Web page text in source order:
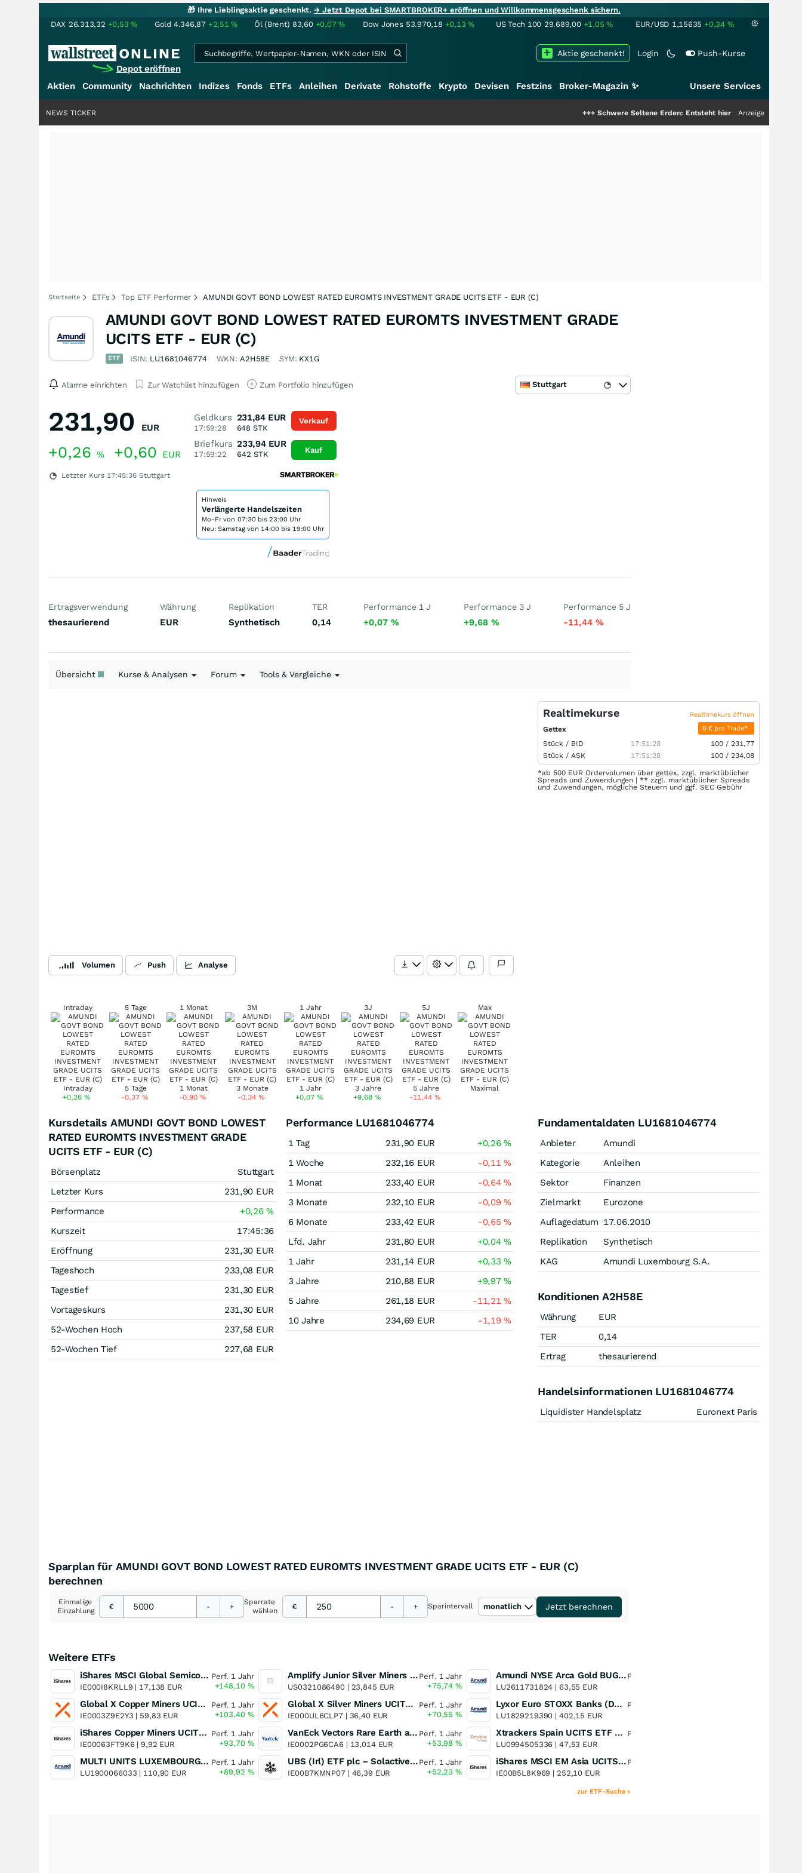
🎁 Ihre Lieblingsaktie geschenkt.→ Jetzt Depot bei SMARTBROKER+ eröffnen und Willkommensgeschenk sichern.
DAX 26.313,32 +0,53% Gold 4.346,87 +2,51% Öl (Brent) 83,60 +0,07% Dow Jones 53.970,18 +0,13% US Tech 100 29.689,00 +1,05% EUR/USD 1,15635 +0,34 %
Depot eröffnen
Login Push-Kurse
Aktie geschenkt!
Aktien Community Nachrichten Indizes Fonds ETFs Anleihen Derivate Rohstoffe Krypto Devisen Festzins Broker-Magazin ✨ Unsere Services
Schwere Seltene Erden: Entsteht hier die nächste Milliardenstory?
Anzeige
NEWS TICKER
Startseite ETFs Top ETF Performer AMUNDI GOVT BOND LOWEST RATED EUROMTS INVESTMENT GRADE UCITS ETF - EUR (C)
AMUNDI GOVT BOND LOWEST RATED EUROMTS INVESTMENT GRADE
UCITS ETF - EUR (C)
ETF ISIN: LU1681046774 WKN: A2H58E SYM: KX1G
Alarme einrichten Zur Watchlist hinzufügen Zum Portfolio hinzufügen Stuttgart
231,90 EUR
+0,26 % +0,60 EUR
Letzter Kurs 17:45:36 Stuttgart
Geldkurs
17:59:28
231,84 EUR
648 STK
Briefkurs
17:59:22
233,94 EUR
642 STK
Verkauf
Kauf
Hinweis
Verlängerte Handelszeiten
Mo-Fr von 07:30 bis 23:00 Uhr
Neu: Samstag von 14:00 bis 19:00 Uhr
Ertragsverwendung
thesaurierend
Währung
EUR
Replikation
Synthetisch
TER
0,14
Performance 1 J
+0,07%
Performance 3 J
+9,68 %
Performance 5 J
-11,44 %
Übersicht Kurse & Analysen Forum Tools & Vergleiche
Volumen Push Analyse
Intraday
+0,26%
5 Tage
-0,37 %
1 Monat
-0,90 %
3M
-0,34%
1 Jahr
+0,07%
3J
+9,68%
5J
-11,44%
Max
Realtimekurse Realtimekurs öffnen
Gettex 0 € pro Trade*
Stück / BID 17:51:28 100 / 231,77
Stück / ASK 17:51:28 100 / 234,08
*ab 500 EUR Ordervolumen über gettex, zzgl. marktüblicher
Spreads und Zuwendungen | ** zzgl. marktüblicher Spreads
und Zuwendungen, mögliche Steuern und ggf. SEC Gebühr
Kursdetails AMUNDI GOVT BOND LOWEST
RATED EUROMTS INVESTMENT GRADE
UCITS ETF - EUR (C)
Börsenplatz
Stuttgart
Letzter Kurs
231,90 EUR
Performance
+0,26%
Kurszeit
17:45:36
Eröffnung
231,30 EUR
Tageshoch
233,08 EUR
Tagestief
231,30 EUR
Vortageskurs
231,30 EUR
52-Wochen Hoch
237,58 EUR
52-Wochen Tief
227,68 EUR
Performance LU1681046774
1 Tag 231,90 EUR +0,26%
1 Woche
232,16 EUR -0,11%
1 Monat
233,40 EUR -0,64%
3 Monate
232,10 EUR -0,09%
6 Monate
233,42 EUR -0,65%
Lfd. Jahr
231,80 EUR +0,04%
1 Jahr
231,14 EUR +0,33%
3 Jahre
210,88 EUR +9,97%
5 Jahre
261,18 EUR -11,21%
10 Jahre
234,69 EUR -1,19%
Fundamentaldaten LU1681046774
Anbieter
Amundi
Kategorie
Anleihen
Sektor
Finanzen
Zielmarkt
Eurozone
Auflagedatum 17.06.2010
Replikation
Synthetisch
KAG
Amundi Luxembourg S.A.
Konditionen A2H58E
Währung
EUR
TER
0,14
Ertrag
thesaurierend
Handelsinformationen LU1681046774
Liquidister Handelsplatz Euronext Paris
Sparplan für AMUNDI GOVT BOND LOWEST RATED EUROMTS INVESTMENT GRADE UCITS ETF - EUR (C)
berechnen
Einmalige
Einzahlung
€ - +
Sparrate
wählen
€ - + Sparintervall monatlich Jetzt berechnen
Weitere ETFs
iShares MSCI Global Semiconductors UCITS ETF USD (Acc)
IE000I8KRLL9 | 17,138 EUR
Perf. 1 Jahr
+148,10 %
Global X Copper Miners UCITS ETF USD Acc
IE0003Z9E2Y3 | 59,83 EUR
Perf. 1 Jahr
+103,40 %
iShares Copper Miners UCITS ETF
IE00063FT9K6 |9,92 EUR
Perf. 1 Jahr
+93,70 %
MULTI UNITS LUXEMBOURG - Lyxor MSCI Semiconductors ESG Filtered
LU1900066033 | 110,90 EUR
Perf. 1 Jahr
+89,92 %
Amplify Junior Silver Miners ETF Junior Silver Miners ETF
US0321086490 | 23,845 EUR
Perf. 1 Jahr
+75,74%
Global X Silver Miners UCITS ETF
IE000UL6CLP7 | 36,40 EUR
Perf. 1 Jahr
+70,55%
VanEck Vectors Rare Earth and Strategic Metals UCITS ETF
IE0002PG6CA6 | 13,014 EUR
Perf. 1 Jahr
+53,98%
UBS (Irl) ETF plc – Solactive Global Pure Gold Miners UCITS ETF - A Dis USD o.N.
IE00B7KMNP07 | 46,39 EUR
Perf. 1 Jahr
+52,23%
Amundi NYSE Arca Gold BUGS UCITS ETF Dist
LU2611731824 | 63,55 EUR
Perf. 1 Jahr
Lyxor Euro STOXX Banks (DR) UCITS ETF- Acc
LU1829219390 | 402,15 EUR
Perf. 1 Jahr
Xtrackers Spain UCITS ETF Distribution
LU0994505336 | 47,53 EUR
Perf. 1 Jahr
iShares MSCI EM Asia UCITS ETF
IE00B5L8K969 | 252,10 EUR
Perf. 1 Jahr
zur ETF-Suche »